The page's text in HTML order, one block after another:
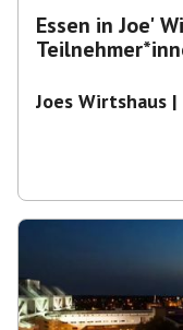
Essen in Joe'
Joes Wirtshaus